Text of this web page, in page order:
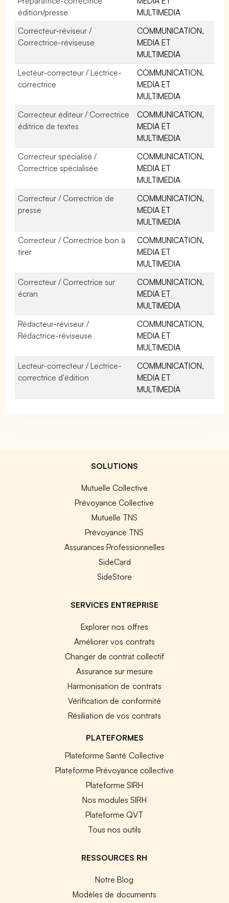
édition/presse
MULTIMEDIA
Correcteur-réviseur /
Correctrice-réviseuse
COMMUNICATION,
MEDIA ET
MULTIMEDIA
Lecteur-correcteur / Lectrice-
correctrice
COMMUNICATION,
MEDIA ET
MULTIMEDIA
Correcteur éditeur / Correctrice
éditrice de textes
COMMUNICATION,
MEDIA ET
MULTIMEDIA
Correcteur spécialisé /
Correctrice spécialisée
COMMUNICATION,
MEDIA ET
MULTIMEDIA
Correcteur / Correctrice de
presse
COMMUNICATION,
MEDIA ET
MULTIMEDIA
Correcteur / Correctrice bon à
tirer
COMMUNICATION,
MEDIA ET
MULTIMEDIA
Correcteur / Correctrice sur
écran
COMMUNICATION,
MEDIA ET
MULTIMEDIA
Rédacteur-réviseur /
Rédactrice-réviseuse
COMMUNICATION,
MEDIA ET
MULTIMEDIA
Lecteur-correcteur / Lectrice-
correctrice d'édition
COMMUNICATION,
MEDIA ET
MULTIMEDIA
SOLUTIONS
Mutuelle Collective
Prévoyance Collective
Mutuelle TNS
Prévoyance TNS
Assurances Professionnelles
SideCard
SideStore
SERVICES ENTREPRISE
Explorer nos offres
Améliorer vos contrats
Changer de contrat collectif
Assurance sur mesure
Harmonisation de contrats
Vérification de conformité
Résiliation de vos contrats
PLATEFORMES
Plateforme Santé Collective
Plateforme Prévoyance collective
Plateforme SIRH
Nos modules SIRH
Plateforme QVT
Tous nos outils
RESSOURCES RH
Notre Blog
Modèles de documents